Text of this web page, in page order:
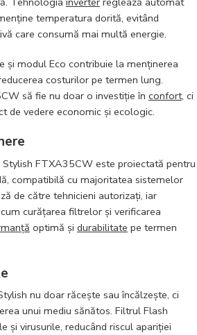
temperatura dorită, evitând
care consumă mai multă energie.
și modul Eco contribuie la menținerea
costurilor pe termen lung.
să fie nu doar o investiție în confort, ci
de vedere economic și ecologic.
Stylish FTXA35CW este proiectată pentru
compatibilă cu majoritatea sistemelor
de către tehnicieni autorizați, iar
curățarea filtrelor și verificarea
optimă și durabilitate pe termen
nu doar răcește sau încălzește, ci
unui mediu sănătos. Filtrul Flash
și virusurile, reducând riscul apariției